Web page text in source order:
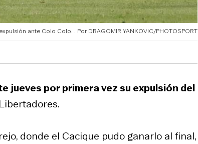
ante Colo Colo. DRAGOMIR YANKOVIC/PHOTOSPORT
jueves por primera vez su expulsión del
donde el Cacique pudo ganarlo al final,